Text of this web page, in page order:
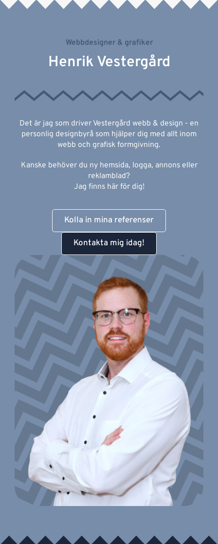
Webbdesigner & grafiker
Henrik Vestergård
Det är jag som driver Vestergård webb & design - en
personlig designbyrå som hjälper dig med allt inom
webb och grafisk formgivning.
Kanske behöver du ny hemsida, logga, annons eller
reklamblad?
Jag finns här för dig!
Kolla in mina referenser
Kontakta mig idag!